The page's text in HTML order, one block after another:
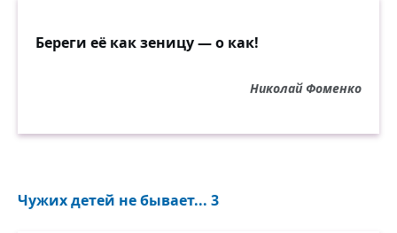
Береги её как зеницу — о как!
Николай Фоменко
Чужих детей не бывает... 3